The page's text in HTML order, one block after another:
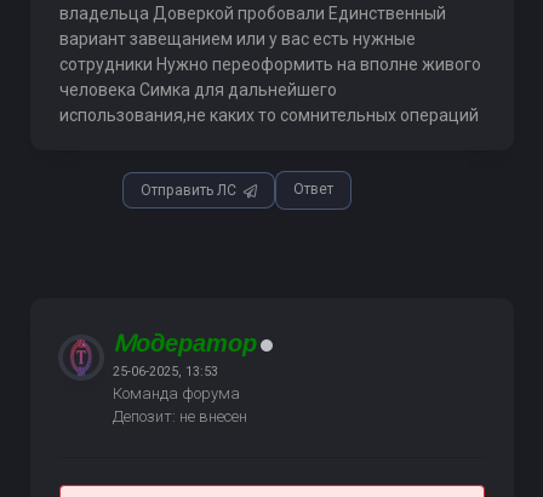
владельца Доверкой пробовали Единственный
вариант завещанием или у вас есть нужные
сотрудники Нужно переоформить на вполне живого
человека Симка для дальнейшего
использования,не каких то сомнительных операций
Отправить ЛС Ответ
Mодератор
25-06-2025, 13:53
Команда форума
Депозит: не внесен